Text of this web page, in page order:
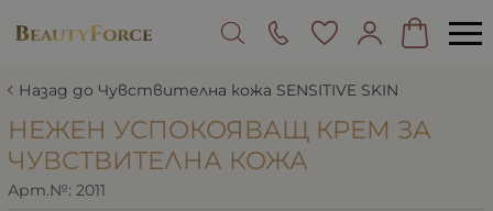
Назад до Чувствителна кожа SENSITIVE SKIN
НЕЖЕН УСПОКОЯВАЩ КРЕМ ЗА
ЧУВСТВИТЕЛНА КОЖА
Арт.№: 2011